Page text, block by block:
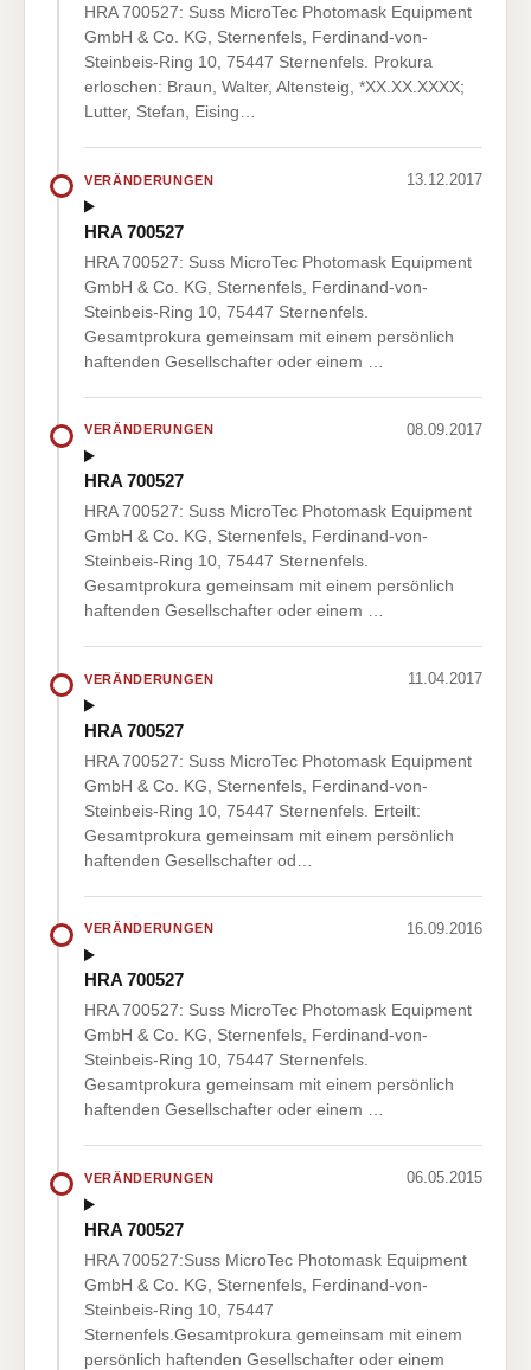
HRA 700527: Suss MicroTec Photomask Equipment
GmbH & Co. KG, Sternenfels, Ferdinand-von-
Steinbeis-Ring 10, 75447 Sternenfels. Prokura
erloschen: Braun, Walter, Altensteig, *XX.XX.XXXX;
Lutter, Stefan, Eising…
VERÄNDERUNGEN 13.12.2017
HRA 700527
HRA 700527: Suss MicroTec Photomask Equipment
GmbH & Co. KG, Sternenfels, Ferdinand-von-
Steinbeis-Ring 10, 75447 Sternenfels.
Gesamtprokura gemeinsam mit einem persönlich
haftenden Gesellschafter oder einem …
VERÄNDERUNGEN 08.09.2017
HRA 700527
HRA 700527: Suss MicroTec Photomask Equipment
GmbH & Co. KG, Sternenfels, Ferdinand-von-
Steinbeis-Ring 10, 75447 Sternenfels.
Gesamtprokura gemeinsam mit einem persönlich
haftenden Gesellschafter oder einem …
VERÄNDERUNGEN 11.04.2017
HRA 700527
HRA 700527: Suss MicroTec Photomask Equipment
GmbH & Co. KG, Sternenfels, Ferdinand-von-
Steinbeis-Ring 10, 75447 Sternenfels. Erteilt:
Gesamtprokura gemeinsam mit einem persönlich
haftenden Gesellschafter od…
VERÄNDERUNGEN 16.09.2016
HRA 700527
HRA 700527: Suss MicroTec Photomask Equipment
GmbH & Co. KG, Sternenfels, Ferdinand-von-
Steinbeis-Ring 10, 75447 Sternenfels.
Gesamtprokura gemeinsam mit einem persönlich
haftenden Gesellschafter oder einem …
VERÄNDERUNGEN 06.05.2015
HRA 700527
HRA 700527:Suss MicroTec Photomask Equipment
GmbH & Co. KG, Sternenfels, Ferdinand-von-
Steinbeis-Ring 10, 75447
Sternenfels.Gesamtprokura gemeinsam mit einem
persönlich haftenden Gesellschafter oder einem